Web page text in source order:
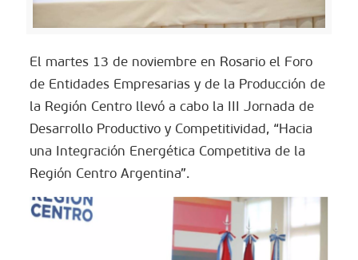
El martes 13 de noviembre en Rosario el Foro
de Entidades Empresarias y de la Producción de
la Región Centro llevó a cabo la III Jornada de
Desarrollo Productivo y Competitividad, “Hacia
una Integración Energética Competitiva de la
Región Centro Argentina”.